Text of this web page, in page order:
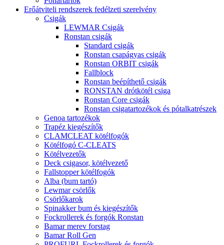
Erőátviteli rendszerek fedélzeti szerelvény
Csigák
LEWMAR Csigák
Ronstan csigák
Standard csigák
Ronstan csapágyas csigák
Ronstan ORBIT csigák
Fallblock
Ronstan beépíthető csigák
RONSTAN drótkötél csiga
Ronstan Core csigák
Ronstan csigatartozékok és pótalkatrészek
Genoa tartozékok
Trapéz kiegészítők
CLAMCLEAT kötélfogók
Kötélfogó C-CLEATS
Kötélvezetők
Deck csigasor, kötélvezető
Fallstopper kötélfogók
Alba (bum tartó)
Lewmar csörlők
Csörlőkarok
Spinakker bum és kiegészítők
Fockrollerek és forgók Ronstan
Bamar merev forstag
Bamar Roll Gen